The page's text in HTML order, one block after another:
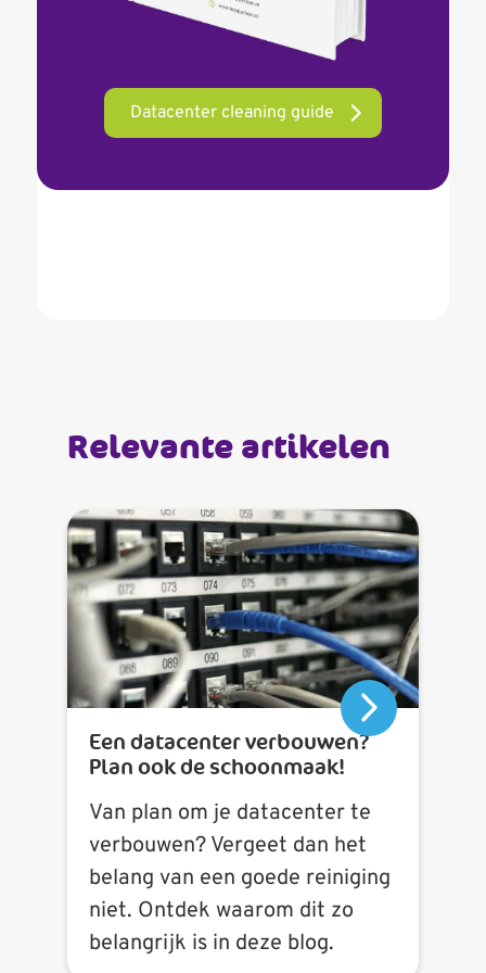
Datacenter cleaning guide
Relevante artikelen
Een datacenter verbouwen?
Plan ook de schoonmaak!
Van plan om je datacenter te
verbouwen? Vergeet dan het
belang van een goede reiniging
niet. Ontdek waarom dit zo
belangrijk is in deze blog.